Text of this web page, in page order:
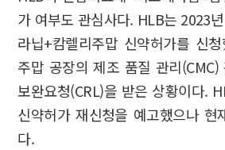
가 여부도 관심사다. HLB는 2023
라닙+캄렐리주맙 신약허가를 신
주맙 공장의 제조 품질 관리(CMC)
보완요청(CRL)을 받은 상황이다.
신약허가 재신청을 예고했으나 현
다.